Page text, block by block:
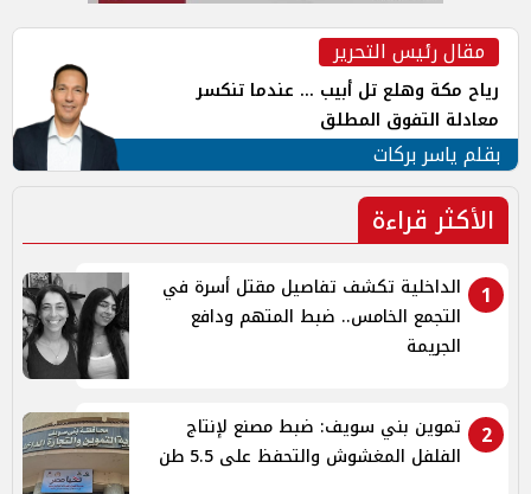
مقال رئيس التحرير
رياح مكة وهلع تل أبيب ... عندما تنكسر
معادلة التفوق المطلق
بقلم ياسر بركات
الأكثر قراءة
1
الداخلية تكشف تفاصيل مقتل أسرة في
التجمع الخامس.. ضبط المتهم ودافع
الجريمة
2
تموين بني سويف: ضبط مصنع لإنتاج
الفلفل المغشوش والتحفظ على 5.5 طن